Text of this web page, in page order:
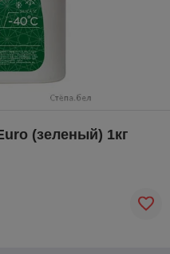
(зеленый) 1кг